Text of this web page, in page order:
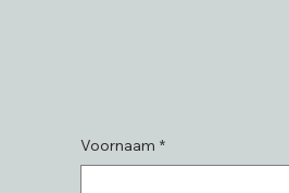
Voornaam *